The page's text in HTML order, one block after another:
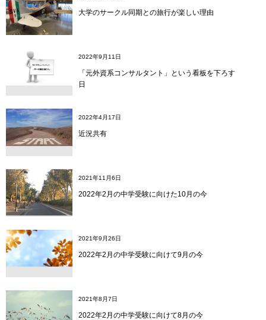
大学のサークル同期との旅行が楽しい理由
2022年9月11日
「元外資系コンサルタント」という看板を下ろす
日
2022年4月17日
近況共有
2021年11月6日
2022年2月の中学受験に向けた10月の今
2021年9月26日
2022年2月の中学受験に向けて9月の今
2021年8月7日
2022年2月の中学受験に向けて8月の今